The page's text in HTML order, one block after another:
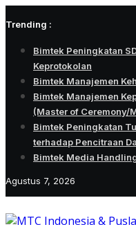
to
Trending :
Bimtek Peningkatan
Keprotokolan
Bimtek Manajemen
Bimtek Manajemen
(Master of Ceremony/
Bimtek Peningkatan
terhadap Pencitraan
Bimtek Media
Agustus 7, 2026